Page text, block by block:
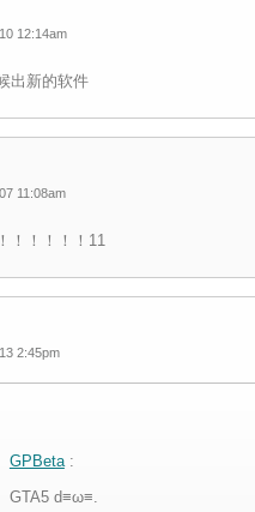
12:14am
出新的软件
11:08am
！！！！！11
2:45pm
GPBeta:
GTA5 d≡ω≡.